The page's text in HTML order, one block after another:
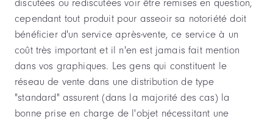
discutées ou rediscutées voir être remises en question,
cependant tout produit pour asseoir sa notoriété doit
bénéficier d'un service après-vente, ce service à un
coût très important et il n'en est jamais fait mention
dans vos graphiques. Les gens qui constituent le
réseau de vente dans une distribution de type
"standard" assurent (dans la majorité des cas) la
bonne prise en charge de l'objet nécessitant une